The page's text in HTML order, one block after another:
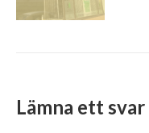
Lämna ett svar